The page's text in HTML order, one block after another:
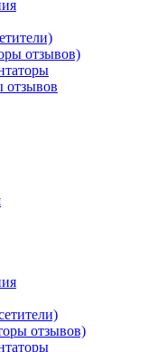
отзывов)
отзывов
отзывов)